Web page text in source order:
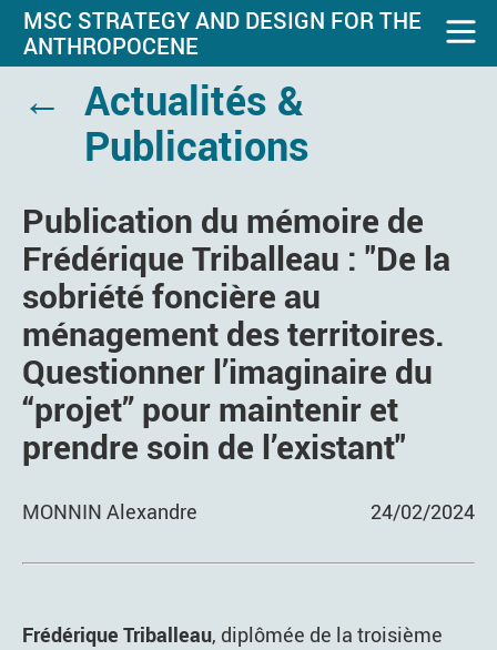
MSC STRATEGY AND DESIGN FOR THE
ANTHROPOCENE
← Actualités &
Publications
Publication du mémoire de
Frédérique Triballeau : "De la
sobriété foncière au
ménagement des territoires.
Questionner l’imaginaire du
“projet” pour maintenir et
prendre soin de l’existant"
MONNIN Alexandre 24/02/2024
Frédérique Triballeau, diplômée de la troisième